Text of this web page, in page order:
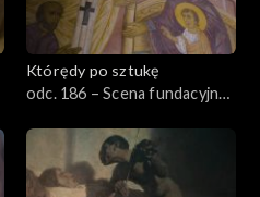
Którędy po sztukę
odc. 186 – Scena fundacyjna